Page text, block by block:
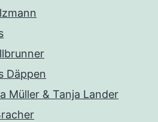
Däppen
Müller & Tanja Lander